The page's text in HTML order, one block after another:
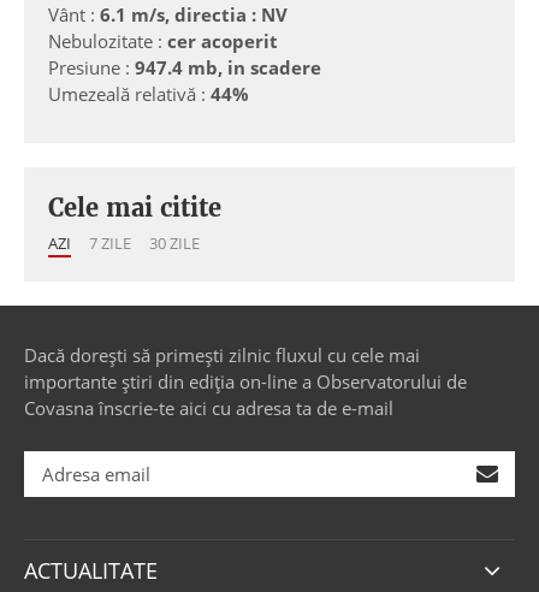
Vânt : 6.1 m/s, directia : NV
Nebulozitate : cer acoperit
Presiune : 947.4 mb, in scadere
Umezeală relativă : 44%
Cele mai citite
AZI 7 ZILE 30 ZILE
Dacă dorești să primești zilnic fluxul cu cele mai
importante știri din ediția on-line a Observatorului de
Covasna înscrie-te aici cu adresa ta de e-mail
ACTUALITATE